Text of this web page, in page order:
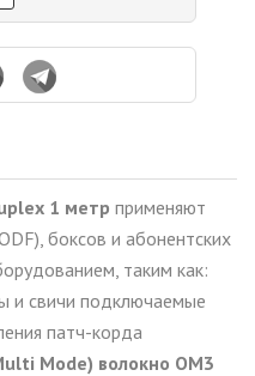
1 метр применяют
боксов и абонентских
таким как:
и свичи подключаемые
патч-корда
Mode) волокно OM3